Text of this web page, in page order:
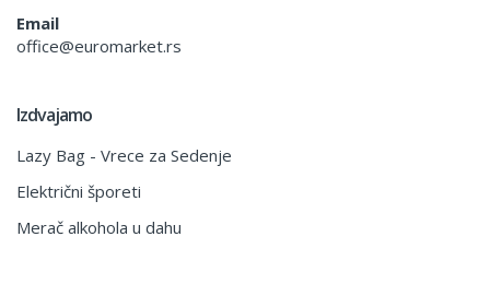
Email
office@euromarket.rs
Izdvajamo
Lazy Bag - Vrece za Sedenje
Električni šporeti
Merač alkohola u dahu